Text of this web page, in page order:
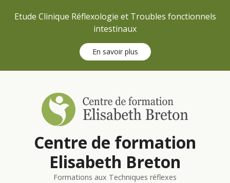
Etude Clinique Réflexologie et Troubles fonctionnels
intestinaux
En savoir plus
Centre de formation
Elisabeth Breton
Formations aux Techniques réflexes